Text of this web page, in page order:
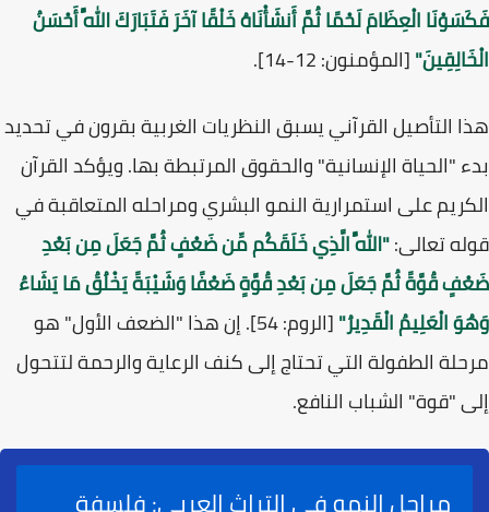
فَكَسَوْنَا الْعِظَامَ لَحْمًا ثُمَّ أَنشَأْنَاهُ خَلْقًا آخَرَ فَتَبَارَكَ اللَّهُ أَحْسَنُ
الْخَالِقِينَ"[المؤمنون: 12-14].
هذا التأصيل القرآني يسبق النظريات الغربية بقرون في تحديد
بدء "الحياة الإنسانية" والحقوق المرتبطة بها. ويؤكد القرآن
الكريم علىاستمرارية النمو البشريومراحله المتعاقبة في
قوله تعالى:"اللَّهُ الَّذِي خَلَقَكُم مِّن ضَعْفٍ ثُمَّ جَعَلَ مِن بَعْدِ
ضَعْفٍ قُوَّةً ثُمَّ جَعَلَ مِن بَعْدِ قُوَّةٍ ضَعْفًا وَشَيْبَةً يَخْلُقُ مَا يَشَاءُ
وَهُوَ الْعَلِيمُ الْقَدِيرُ"
[الروم: 54]. إن هذا "الضعف الأول" هو
مرحلة الطفولة التي تحتاج إلى كنف الرعاية والرحمة لتتحول
إلى "قوة" الشباب النافع.
مراحل النمو في التراث العربي: فلسفة